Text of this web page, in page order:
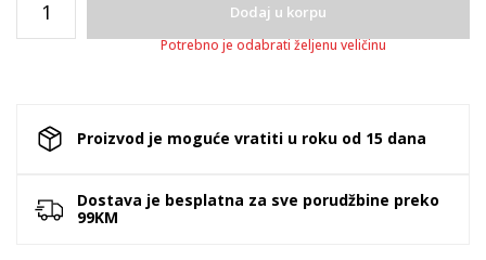
Dodaj u korpu
Potrebno je odabrati željenu veličinu
Proizvod je moguće vratiti u roku od 15 dana
Dostava je besplatna za sve porudžbine preko
99KM